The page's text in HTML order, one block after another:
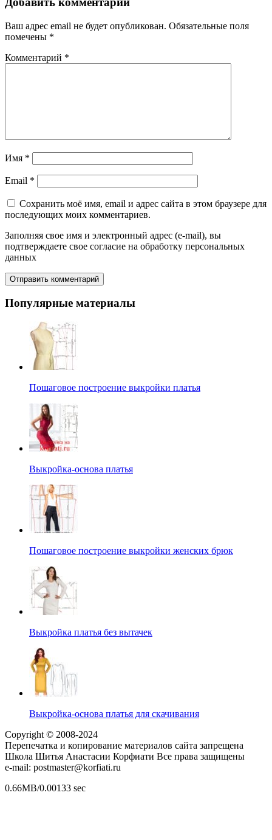
Ваш адрес email не будет опубликован. Обязательные поля
помечены *
Комментарий *
Имя *
Email *
Сохранить моё имя, email и адрес сайта в этом браузере для
последующих моих комментариев.
Заполняя свое имя и электронный адрес (e-mail), вы
подтверждаете свое согласие на обработку персональных
данных
Популярные материалы
Пошаговое построение выкройки платья
Выкройка-основа платья
Пошаговое построение выкройки женских брюк
Выкройка платья без вытачек
Выкройка-основа платья для скачивания
Copyright © 2008-2024
Перепечатка и копирование материалов сайта запрещена
Школа Шитья Анастасии Корфиати Все права защищены
e-mail: postmaster@korfiati.ru
0.66MB/0.00133 sec